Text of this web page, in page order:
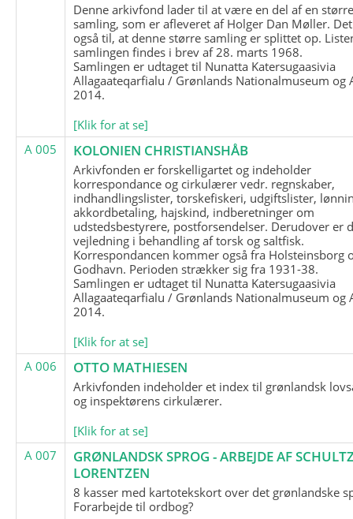
Denne arkivfond lader til at være en del af en
samling, som er afleveret af Holger Dan Møller.
også til, at denne større samling er splittet op.
samlingen findes i brev af 28. marts 1968.
Samlingen er udtaget til Nunatta Katersugaasivia
Allagaateqarfialu / Grønlands Nationalmuseum og
2014.
[Klik for at se]
A 005
KOLONIEN CHRISTIANSHÅB
Arkivfonden er forskelligartet og indeholder
korrespondance og cirkulærer vedr. regnskaber,
indhandlingslister, torskefiskeri, udgiftslister,
akkordbetaling, hajskind, indberetninger om
udstedsbestyrere, postforsendelser. Derudover er
vejledning i behandling af torsk og saltfisk.
Korrespondancen kommer også fra Holsteinsborg
Godhavn. Perioden strækker sig fra 1931-38.
Samlingen er udtaget til Nunatta Katersugaasivia
Allagaateqarfialu / Grønlands Nationalmuseum og
2014.
[Klik for at se]
A 006
OTTO MATHIESEN
Arkivfonden indeholder et index til grønlandsk
og inspektørens cirkulærer.
[Klik for at se]
A 007
GRØNLANDSK SPROG - ARBEJDE AF
LORENTZEN
8 kasser med kartotekskort over det grønlandske
Forarbejde til ordbog?